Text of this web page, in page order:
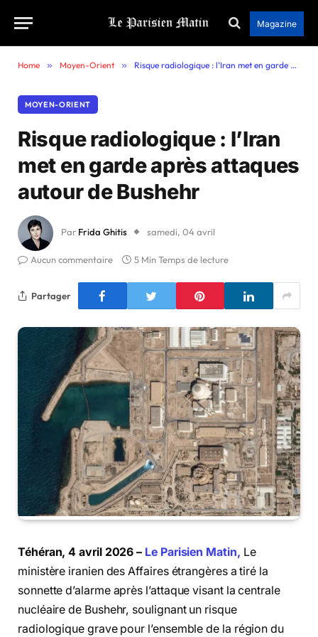
Magazine
Home » Moyen-Orient » Risque radiologique : l’Iran met en garde après attaques autour de Bushehr
MOYEN-ORIENT
Risque radiologique : l’Iran
met en garde après attaques
autour de Bushehr
Par Frida Ghitis samedi, 04 avril
Aucun commentaire 5 Min Temps de lecture
Partager
Téhéran, 4 avril 2026 – Le Parisien Matin, Le
ministère iranien des Affaires étrangères a tiré la
sonnette d’alarme après l’attaque visant la centrale
nucléaire de Bushehr, soulignant un risque
radiologique grave pour l’ensemble de la région du